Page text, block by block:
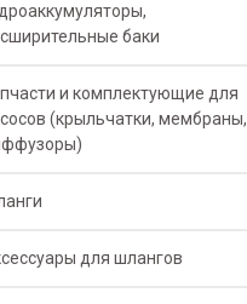
баки
и комплектующие для
(крыльчатки, мембраны,
для шлангов